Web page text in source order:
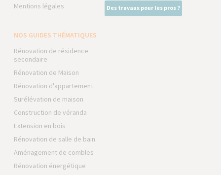
Mentions légales
Des travaux pour les pros ?
NOS GUIDES THÉMATIQUES
Rénovation de résidence
secondaire
Rénovation de Maison
Rénovation d'appartement
Surélévation de maison
Construction de véranda
Extension en bois
Rénovation de salle de bain
Aménagement de combles
Rénovation énergétique